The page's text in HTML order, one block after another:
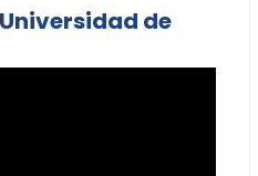
de